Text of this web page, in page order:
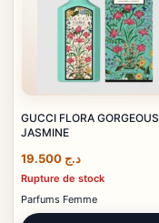
GUCCI FLORA GORGEOUS
JASMINE
د.ج
Rupture de stock
Parfums Femme